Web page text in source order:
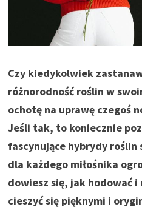
Czy kiedykolwiek
różnorodność roślin w
ochotę na uprawę czegoś
Jeśli tak, to koniecznie
fascynujące hybrydy roślin
dla każdego miłośnika
dowiesz się, jak hodować
cieszyć się pięknymi i